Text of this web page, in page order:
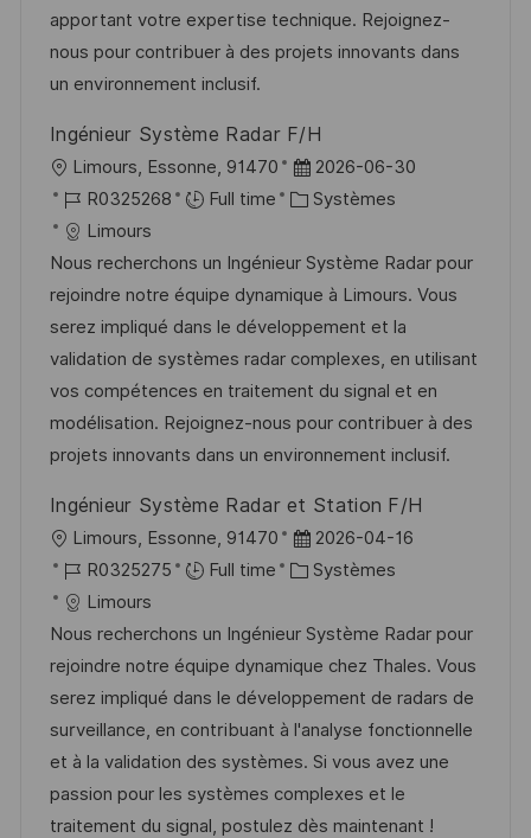
t
i
o
f
i
a
g
e
c
e
d
p
o
s
t
e
i
e
apportant votre expertise technique. Rejoignez-
nous pour contribuer à des projets innovants dans
un environnement inclusif.
Ingénieur Système Radar F/H
o
c
a
l
i
s
a
t
i
n
Limours, Essonne, 91470
D
a
e
d
’
a
f
f
i
h
a
g
2026-06-30
R
é
f
é
r
e
n
c
e
u
p
o
s
t
e
R0325268 Full time
C
t
é
g
o
r
i
e
Systèmes
Limours
Nous recherchons un Ingénieur Système Radar pour
rejoindre notre équipe dynamique à Limours. Vous
serez impliqué dans le développement et la
validation de systèmes radar complexes, en utilisant
vos compétences en traitement du signal et en
modélisation. Rejoignez-nous pour contribuer à des
projets innovants dans un environnement inclusif.
Ingénieur Système Radar et Station F/H
o
c
a
l
i
s
a
t
i
Limours, Essonne, 91470
D
a
e
d
’
a
f
f
i
2026-04-16
R
é
f
é
r
e
n
c
e
R0325275 Full time
C
t
é
g
o
r
i
e
Systèmes
Limours
Nous recherchons un Ingénieur Système Radar pour
rejoindre notre équipe dynamique chez Thales. Vous
serez impliqué dans le développement de radars de
surveillance, en contribuant à l'analyse fonctionnelle
et à la validation des systèmes. Si vous avez une
passion pour les systèmes complexes et le
traitement du signal, postulez dès maintenant !